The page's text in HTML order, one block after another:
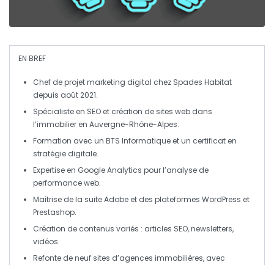
EN BREF
Chef de projet marketing digital chez Spades Habitat
depuis août 2021.
Spécialiste en SEO et création de sites web dans
l’immobilier en Auvergne-Rhône-Alpes.
Formation avec un BTS Informatique et un certificat en
stratégie digitale.
Expertise en Google Analytics pour l’analyse de
performance web.
Maîtrise de la suiteAdobe et des plateformes WordPress et
Prestashop.
Création de contenus variés : articles SEO, newsletters,
vidéos.
Refonte de neuf sites d’agences immobilières, avec